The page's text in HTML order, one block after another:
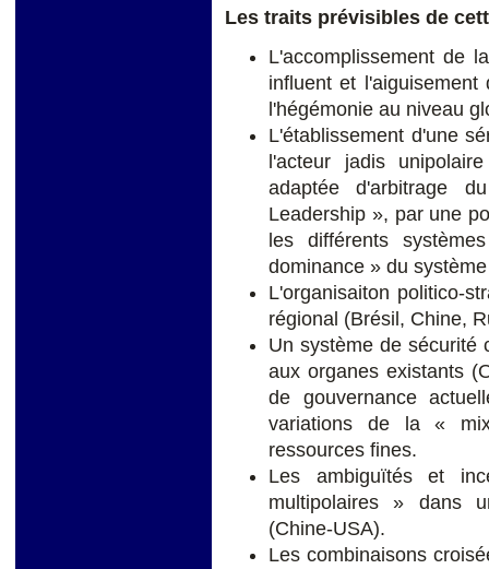
Les traits prévisibles de
L'accomplissement de
influent et
l'hégémonie au niveau
L'établissement d'une
l'acteur jadis
adaptée d'arbitrage
Leadership », par une
les différents
dominance » du
L'organisaiton politico-
régional (Brésil, Chine,
Un système de sécurité
aux organes existants
de gouvernance
variations de la «
ressources fines.
Les ambiguïtés et
multipolaires » dans
(Chine-USA).
Les combinaisons